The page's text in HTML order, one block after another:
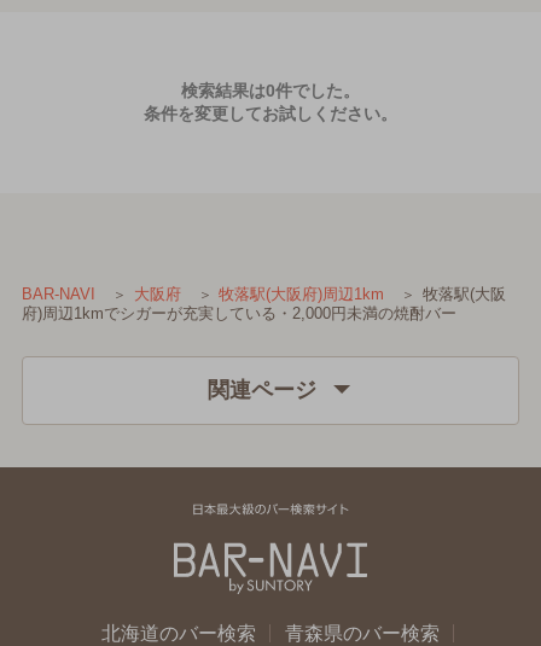
検索結果は0件でした。
条件を変更してお試しください。
BAR-NAVI 大阪府 牧落駅(大阪府)周辺1km
牧落駅(大阪
府)周辺1kmでシガーが充実している・2,000円未満の焼酎バー
関連ページ
北海道のバー検索
青森県のバー検索